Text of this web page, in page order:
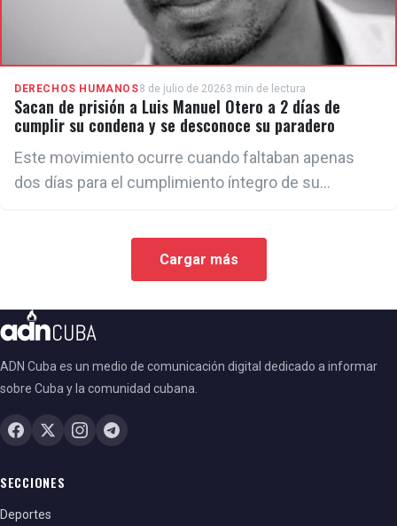
DERECHOS HUMANOS8 de julio de 20263 min de lectura
Sacan de prisión a Luis Manuel Otero a 2 días de
cumplir su condena y se desconoce su paradero
Este movimiento ocurre cuando faltaban apenas
dos días para el cumplimiento íntegro de su
Cargar más
ADN Cuba es un medio de comunicación digital dedicado a informar
sobre Cuba y la comunidad cubana.
SECCIONES
Deportes